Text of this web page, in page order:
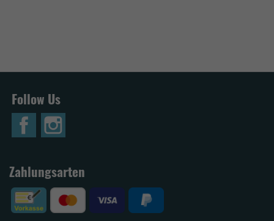
Follow Us
Zahlungsarten